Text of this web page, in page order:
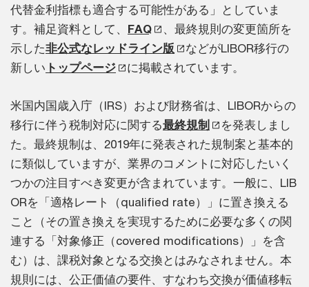
代替金利指標も適合する可能性がある」としていま
す。補足資料として、 FAQ
、最終規則の変更箇所を
示した非公式なレッドライン版
などがLIBOR移行の
新しい トップページ に掲載されています。
米国内国歳入庁（IRS）および財務省は、LIBORからの
移行に伴う税制対応に関する最終規制
を発表しまし
た。最終規制は、2019年に発表された規制案と基本的
に類似していますが、業界のコメントに対応したいく
つかの注目すべき変更が含まれています。一般に、LIB
ORを「適格レート（qualified rate）」に置き換える
こと（その置き換えを実現するために必要な多くの関
連する「対象修正（covered modifications）」を含
む）は、課税対象となる交換とはみなされません。本
規則には、公正価値の要件、すなわち交換が価値移転